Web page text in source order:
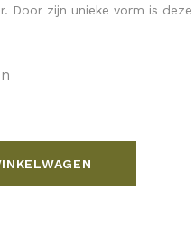
Door zijn unieke vorm is